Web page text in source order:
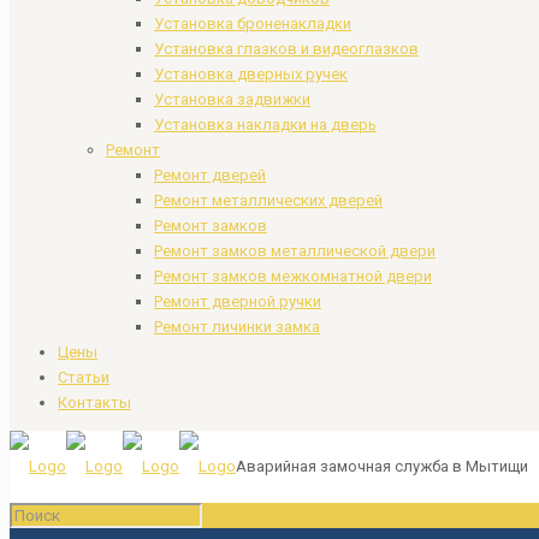
Установка броненакладки
Установка глазков и видеоглазков
Установка дверных ручек
Установка задвижки
Установка накладки на дверь
Ремонт
Ремонт дверей
Ремонт металлических дверей
Ремонт замков
Ремонт замков металлической двери
Ремонт замков межкомнатной двери
Ремонт дверной ручки
Ремонт личинки замка
Цены
Статьи
Контакты
Аварийная замочная служба в Мытищи